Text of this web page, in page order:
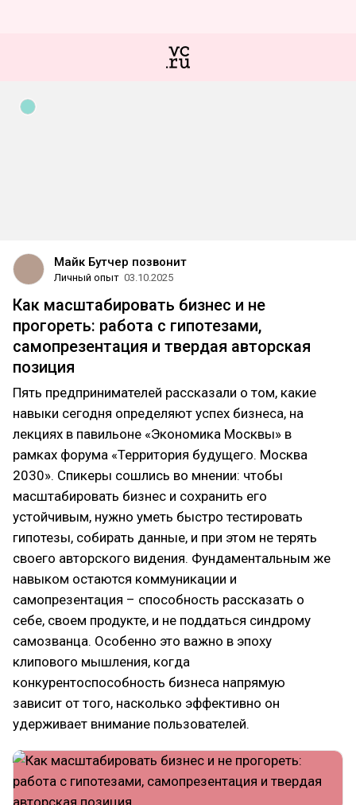
Майк Бутчер позвонит
Личный опыт 03.10.2025
Как масштабировать бизнес и не
прогореть: работа с гипотезами,
самопрезентация и твердая авторская
позиция
Пять предпринимателей рассказали о том, какие
навыки сегодня определяют успех бизнеса, на
лекциях в павильоне «Экономика Москвы» в
рамках форума «Территория будущего. Москва
2030». Спикеры сошлись во мнении: чтобы
масштабировать бизнес и сохранить его
устойчивым, нужно уметь быстро тестировать
гипотезы, собирать данные, и при этом не терять
своего авторского видения. Фундаментальным же
навыком остаются коммуникации и
самопрезентация – способность рассказать о
себе, своем продукте, и не поддаться синдрому
самозванца. Особенно это важно в эпоху
клипового мышления, когда
конкурентоспособность бизнеса напрямую
зависит от того, насколько эффективно он
удерживает внимание пользователей.